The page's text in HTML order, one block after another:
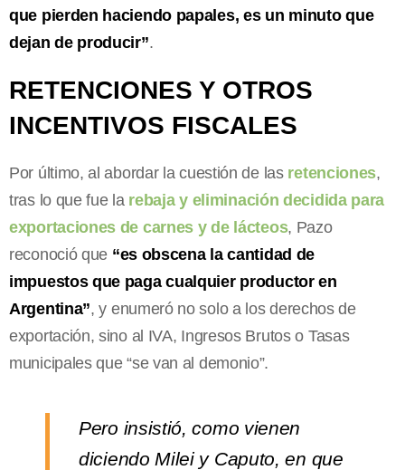
que pierden haciendo papales, es un minuto que
dejan de producir”.
RETENCIONES Y OTROS
INCENTIVOS FISCALES
Por último, al abordar la cuestión de las retenciones,
tras lo que fue la rebaja y eliminación decidida para
exportaciones de carnes y de lácteos, Pazo
reconoció que “es obscena la cantidad de
impuestos que paga cualquier productor en
Argentina”, y enumeró no solo a los derechos de
exportación, sino al IVA, Ingresos Brutos o Tasas
municipales que “se van al demonio”.
Pero insistió, como vienen
diciendo Milei y Caputo, en que